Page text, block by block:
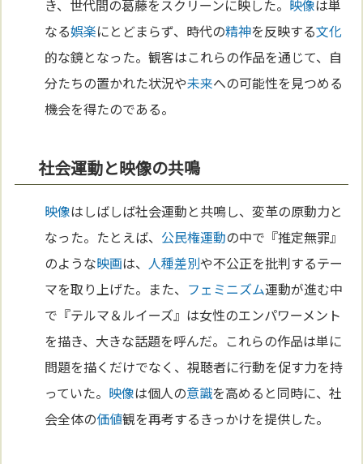
き、世代間の葛藤をスクリーンに映した。 映像は単
なる娯楽にとどまらず、時代の精神を反映する文化
的な鏡となった。観客はこれらの作品を通じて、自
分たちの置かれた状況や未来への可能性を見つめる
機会を得たのである。
社会運動と映像の共鳴
映像はしばしば社会運動と共鳴し、変革の原動力と
なった。たとえば、 公民権運動の中で『推定無罪』
のような映画は、 人種差別や不公正を批判するテー
マを取り上げた。また、 フェミニズム運動が進む中
で『テルマ＆ルイーズ』は女性のエンパワーメント
を描き、大きな話題を呼んだ。これらの作品は単に
問題を描くだけでなく、視聴者に行動を促す力を持
っていた。 映像は個人の意識を高めると同時に、社
会全体の価値観を再考するきっかけを提供した。